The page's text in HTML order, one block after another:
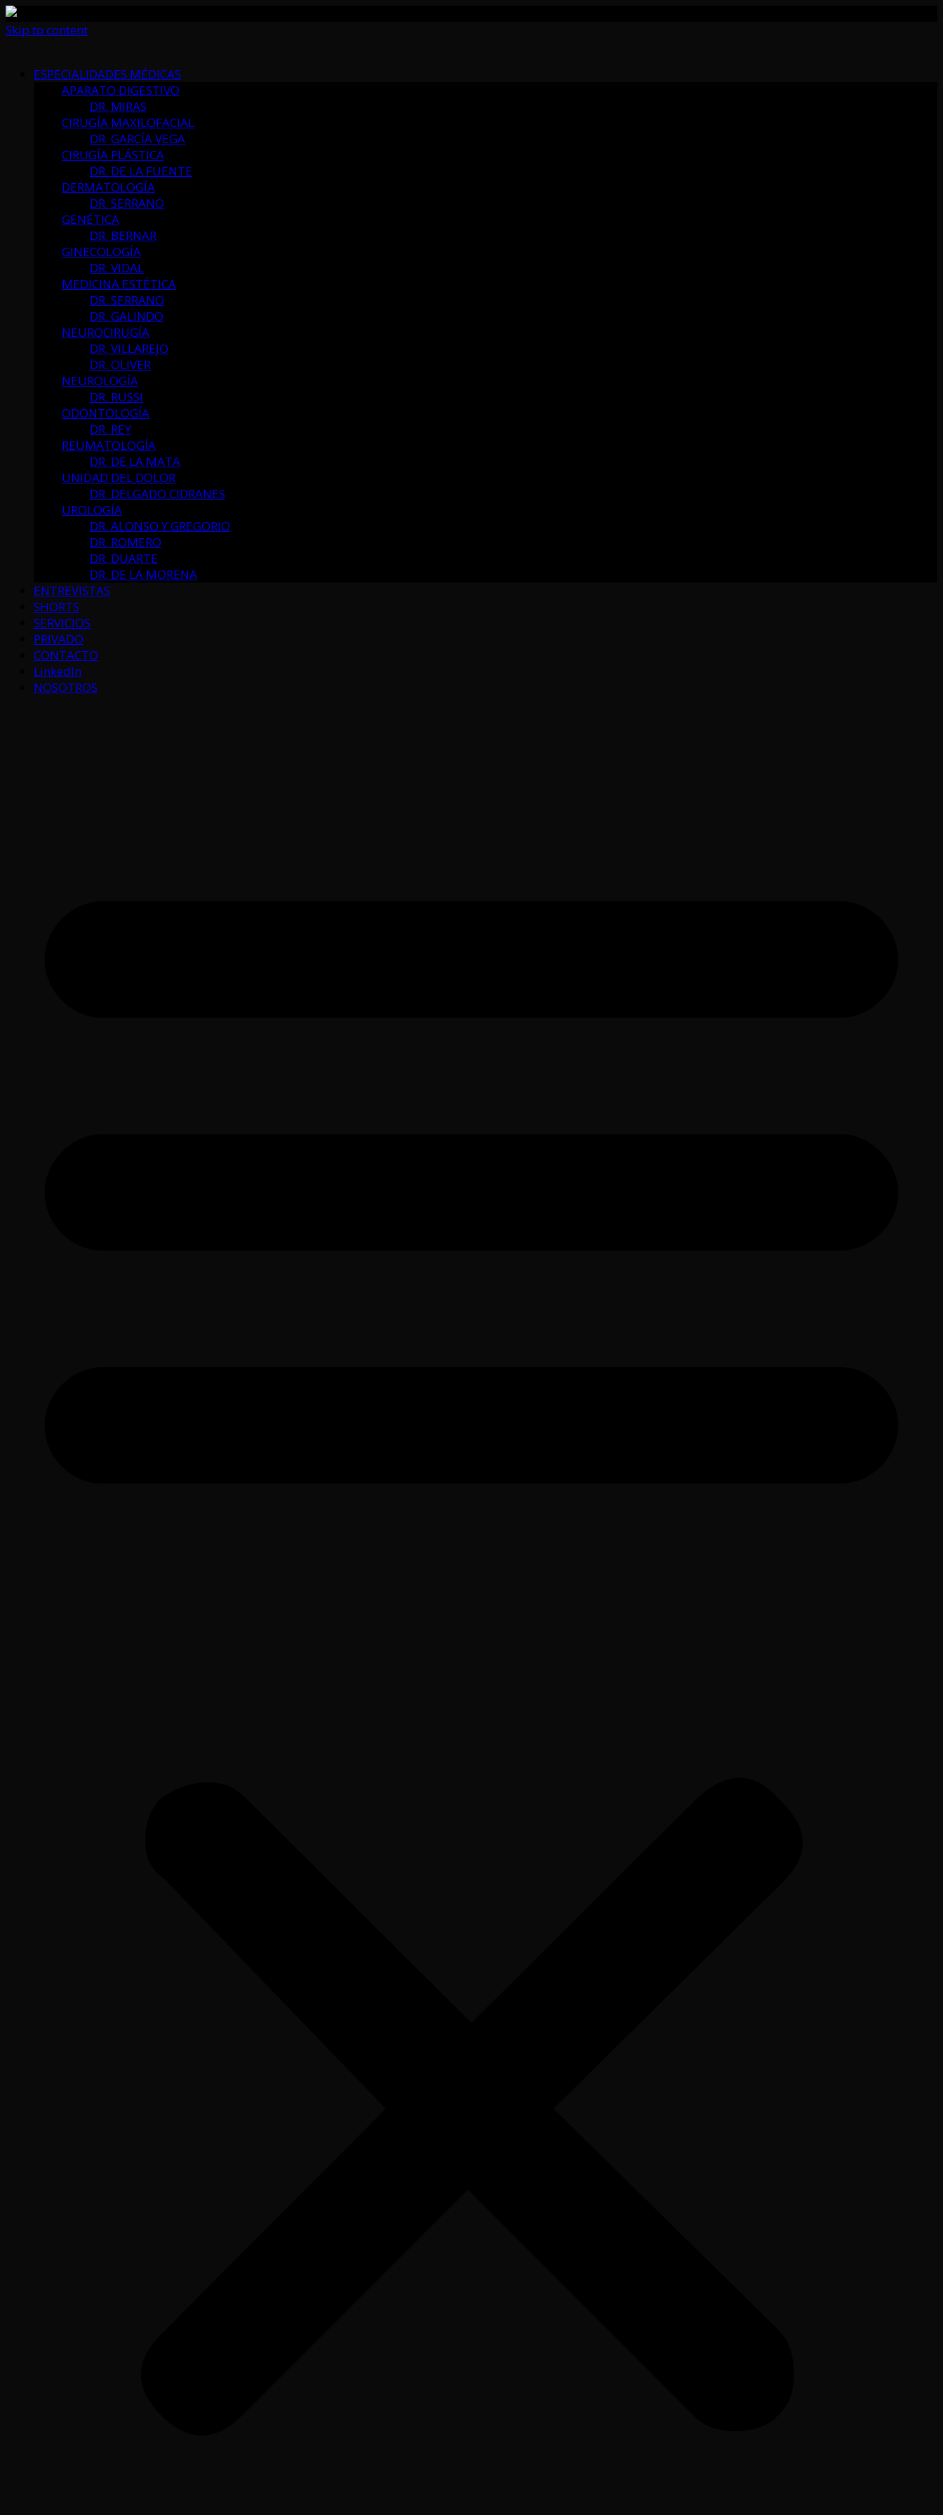
Skip to content
ESPECIALIDADES MÉDICAS
APARATO DIGESTIVO
DR. MIRAS
CIRUGÍA MAXILOFACIAL
DR. GARCÍA VEGA
CIRUGÍA PLÁSTICA
DR. DE LA FUENTE
DERMATOLOGÍA
DR. SERRANO
GENÉTICA
DR. BERNAR
GINECOLOGÍA
DR. VIDAL
MEDICINA ESTÉTICA
DR. SERRANO
DR. GALINDO
NEUROCIRUGÍA
DR. VILLAREJO
DR. OLIVER
NEUROLOGÍA
DR. RUSSI
ODONTOLOGÍA
DR. REY
REUMATOLOGÍA
DR. DE LA MATA
UNIDAD DEL DOLOR
DR. DELGADO CIDRANES
UROLOGÍA
DR. ALONSO Y GREGORIO
DR. ROMERO
DR. DUARTE
DR. DE LA MORENA
ENTREVISTAS
SHORTS
SERVICIOS
PRIVADO
CONTACTO
LinkedIn
NOSOTROS